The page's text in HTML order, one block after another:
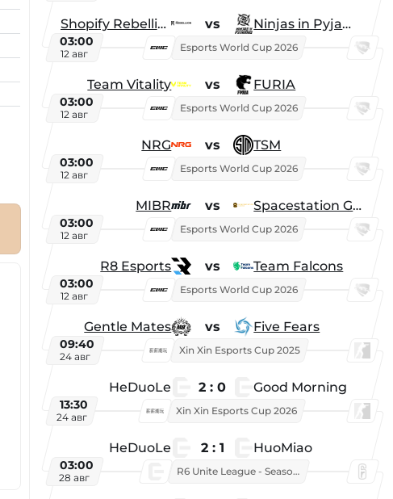
Shopify Rebellion vs Ninjas in Pyjamas
03:00
12 авг
Esports World Cup 2026
Team Vitality vs FURIA
03:00
12 авг
Esports World Cup 2026
NRG vs TSM
03:00
12 авг
Esports World Cup 2026
MIBR vs Spacestation Gaming
03:00
12 авг
Esports World Cup 2026
R8 Esports vs Team Falcons
03:00
12 авг
Esports World Cup 2026
Gentle Mates vs Five Fears
09:40
24 авг
Xin Xin Esports Cup 2025
HeDuoLe 2 : 0 Good Morning
13:30
24 авг
Xin Xin Esports Cup 2026
HeDuoLe 2 : 1 HuoMiao
03:00
28 авг
R6 Unite League - Season 1